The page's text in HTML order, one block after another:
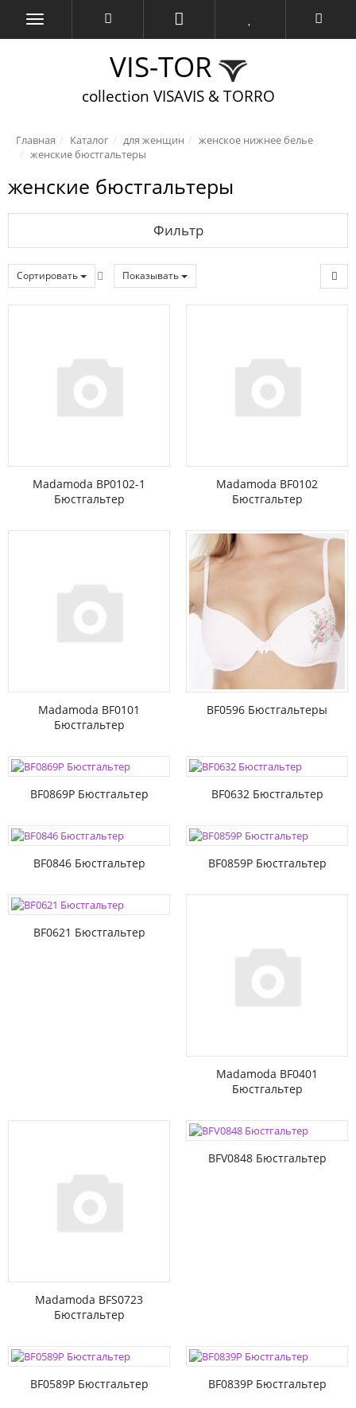
VIS-TOR
collection VISAVIS & TORRO
Главная Каталог для женщин
женское нижнее белье
женские бюстгальтеры
женские бюстгальтеры
Фильтр
Сортировать Показывать
Madamoda BP0102-1
Бюстгальтер
Madamoda BF0102
Бюстгальтер
Madamoda BF0101
Бюстгальтер
BF0596 Бюстгальтеры
BF0869P Бюстгальтер BF0632 Бюстгальтер
BF0846 Бюстгальтер BF0859P Бюстгальтер
BF0621 Бюстгальтер
Madamoda BF0401
Бюстгальтер
Madamoda BFS0723
Бюстгальтер
BFV0848 Бюстгальтер
BF0589P Бюстгальтер BF0839P Бюстгальтер